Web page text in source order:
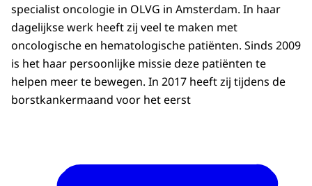
specialist oncologie in OLVG in Amsterdam. In haar
dagelijkse werk heeft zij veel te maken met
oncologische en hematologische patiënten. Sinds 2009
is het haar persoonlijke missie deze patiënten te
helpen meer te bewegen. In 2017 heeft zij tijdens de
borstkankermaand voor het eerst